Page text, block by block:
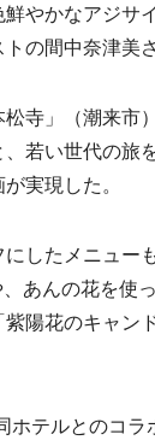
やかなアジ
の間中奈津美
寺」（潮来市
若い世代の旅
実現した。
したメニュー
あんの花を使
陽花のキャン
テルとのコラ